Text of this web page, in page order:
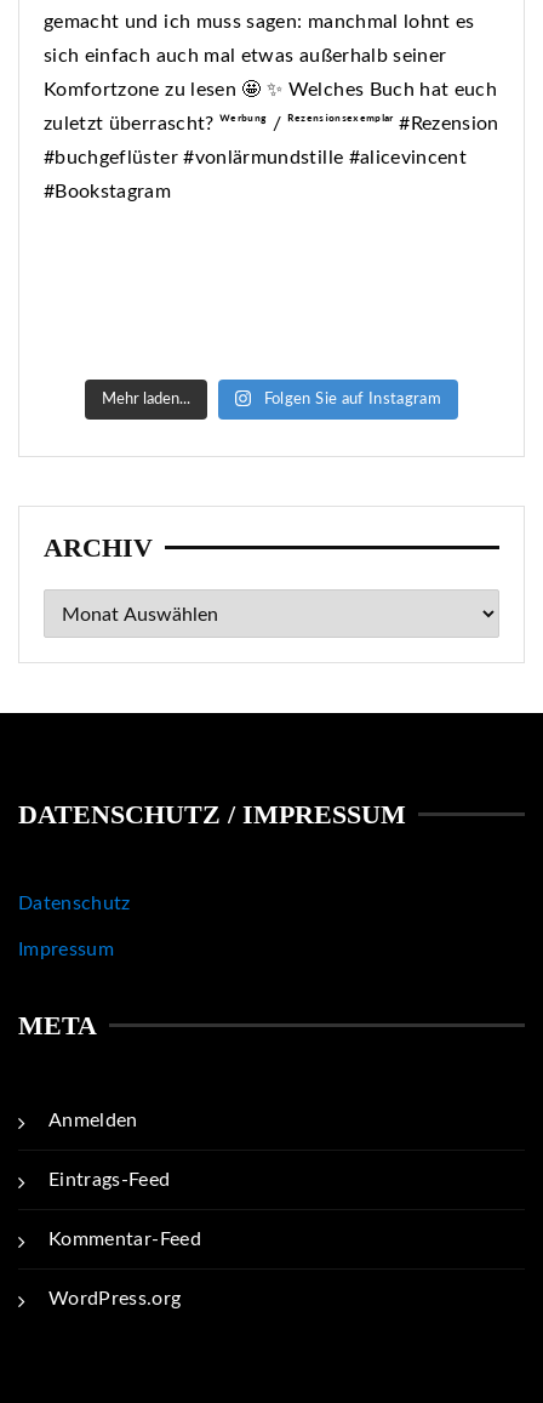
Mehr laden... Folgen Sie auf Instagram
ARCHIV
Archiv
DATENSCHUTZ / IMPRESSUM
Datenschutz
Impressum
META
Anmelden
Eintrags-Feed
Kommentar-Feed
WordPress.org